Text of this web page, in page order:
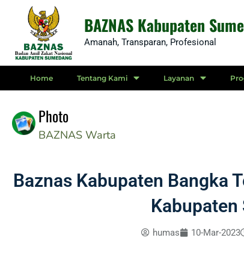
content
BAZNAS Kabupaten
Amanah, Transparan, Profesional
Home Tentang Kami Layanan
Photo
BAZNAS Warta
Baznas Kabupaten Bangka
Kabupaten
humas 10-Mar-2023